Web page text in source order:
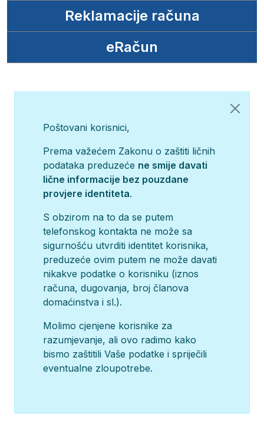
Reklamacije računa
eRačun
Poštovani korisnici,
Prema važećem Zakonu o zaštiti ličnih
podataka preduzeće ne smije davati
lične informacije bez pouzdane
provjere identiteta.
S obzirom na to da se putem
telefonskog kontakta ne može sa
sigurnošću utvrditi identitet korisnika,
preduzeće ovim putem ne može davati
nikakve podatke o korisniku (iznos
računa, dugovanja, broj članova
domaćinstva i sl.).
Molimo cjenjene korisnike za
razumjevanje, ali ovo radimo kako
bismo zaštitili Vaše podatke i spriječili
eventualne zloupotrebe.